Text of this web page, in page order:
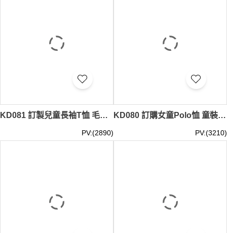
KD081 訂製兒童長袖T恤 毛毛球 圖案 100%棉 童裝生產商 灰色
PV:(2890)
KD080 訂購女童Polo恤 童裝製衣廠 藍色
PV:(3210)